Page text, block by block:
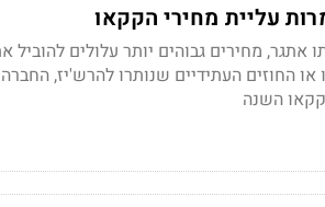
מחירים גבוהים יותר עלולים להוביל
החוזים העתידיים שנותרו להרש'יז,